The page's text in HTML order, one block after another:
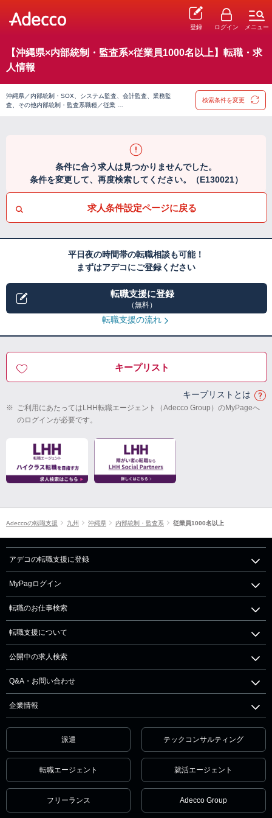
登録 ログイン メニュー
【沖縄県×内部統制・監査系×従業員1000名以上】転職・求
人情報
沖縄県／内部統制・SOX、システム監査、会計監査、業務監
査、その他内部統制・監査系職種／従業 …
検索条件を変更
条件に合う求人は見つかりませんでした。
条件を変更して、再度検索してください。（E130021）
求人条件設定ページに戻る
平日夜の時間帯の転職相談も可能！
まずはアデコにご登録ください
転職支援に登録
（無料）
転職支援の流れ
キープリスト
キープリストとは
※ ご利用にあたってはLHH転職エージェント（Adecco Group）のMyPageへ
のログインが必要です。
Adeccoの転職支援 九州 沖縄県 内部統制・監査系 従業員1000名以上
アデコの転職支援に登録
MyPagログイン
転職のお仕事検索
転職支援について
公開中の求人検索
Q&A・お問い合わせ
企業情報
派遣 テックコンサルティング
転職エージェント 就活エージェント
フリーランス Adecco Group